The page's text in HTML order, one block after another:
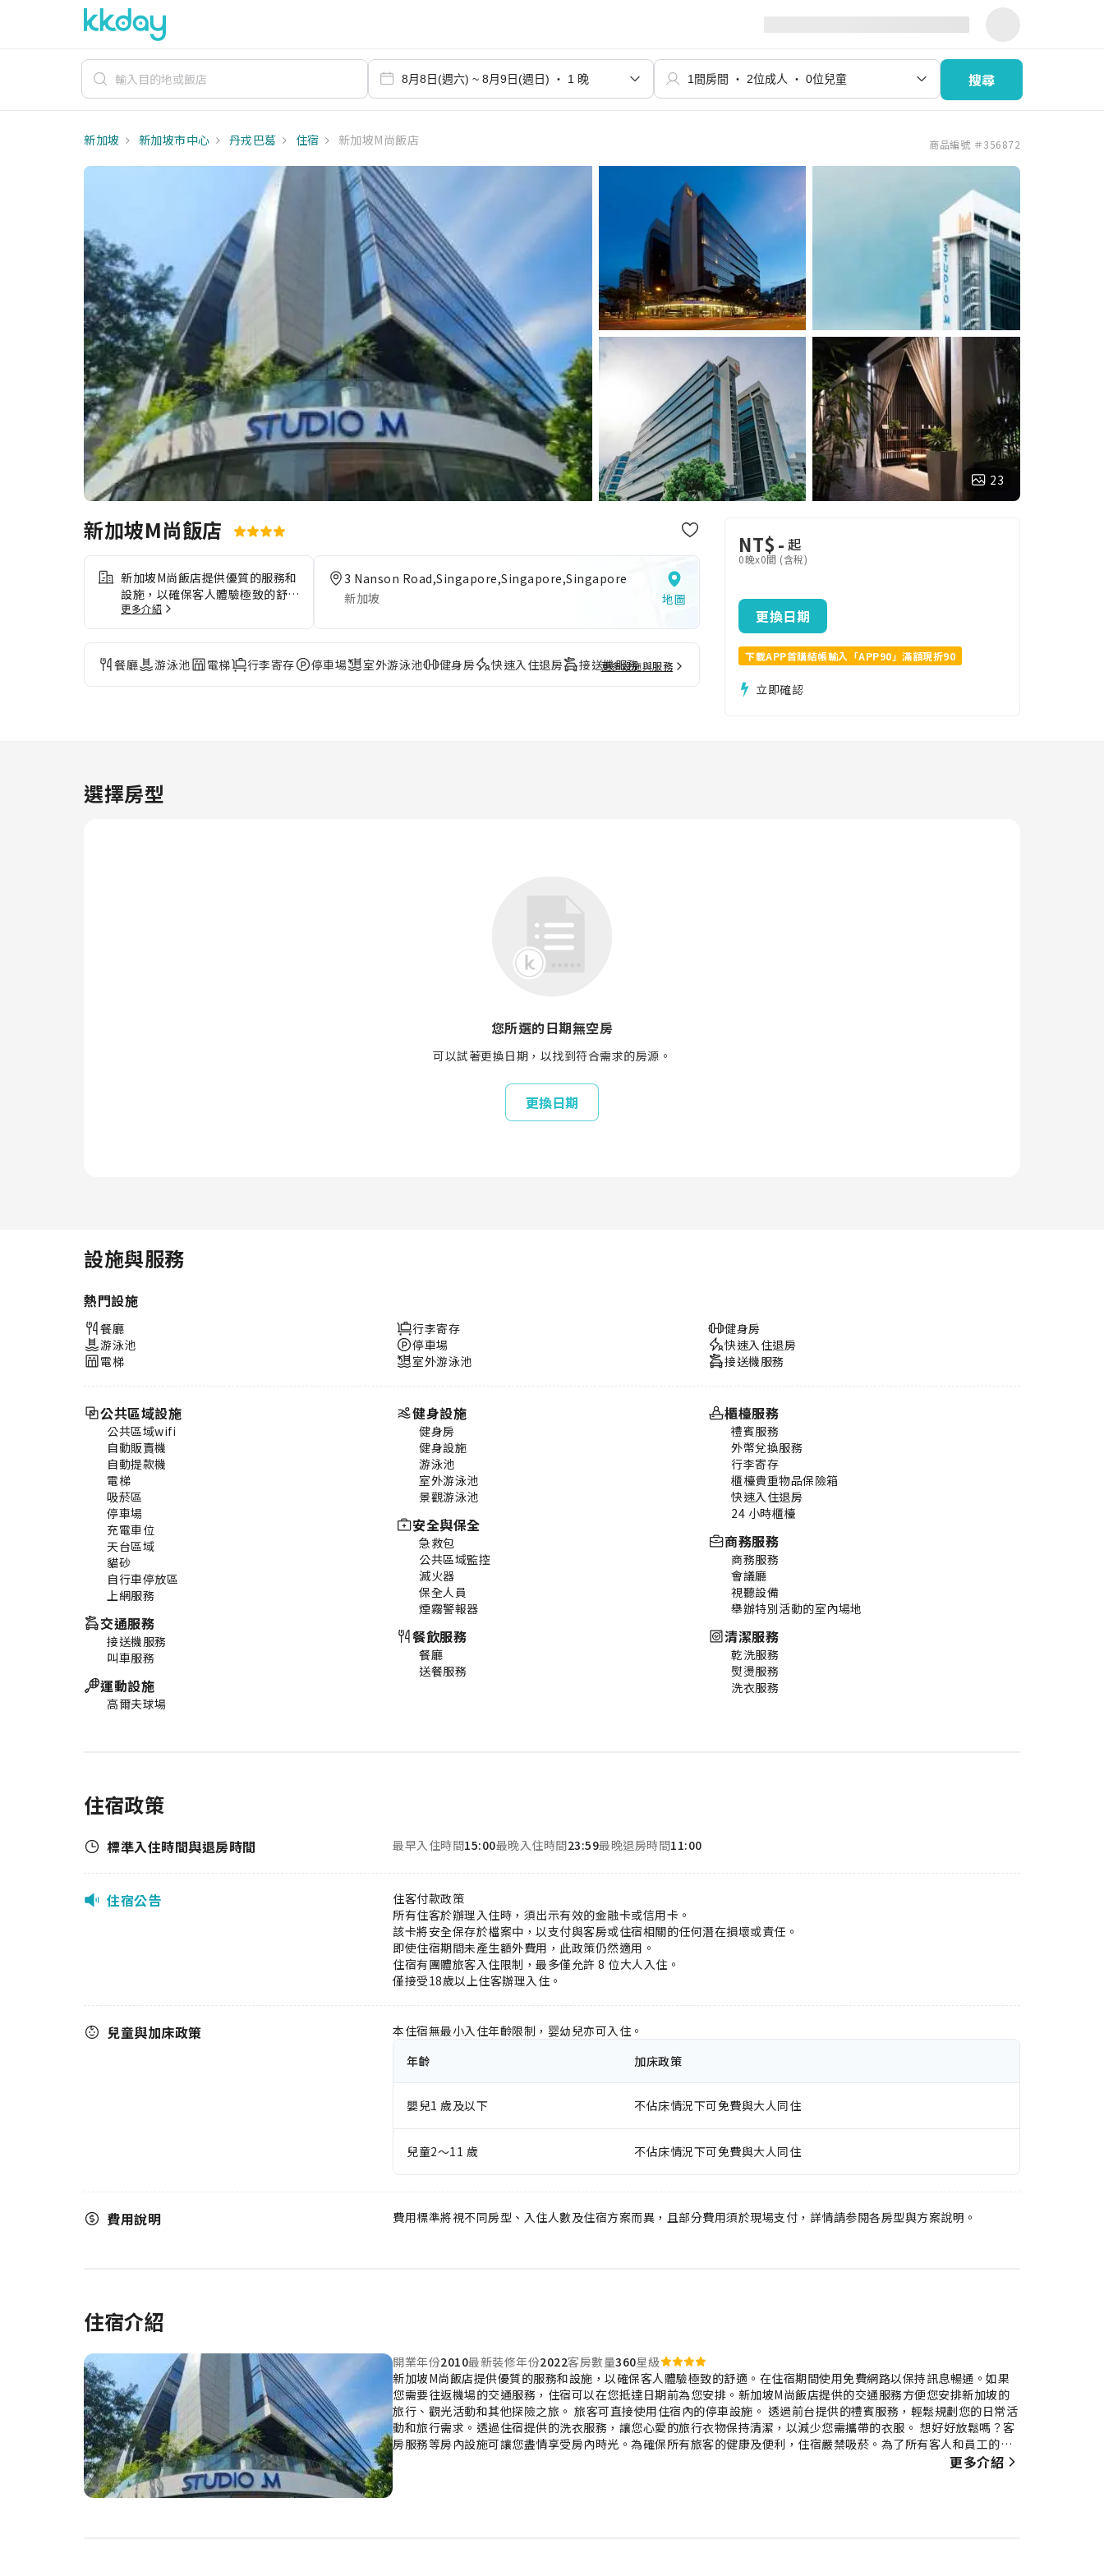
搜尋
新加坡 新加坡市中心 丹戎巴葛 住宿 新加坡M尚飯店 商品編號 ＃356872
23
新加坡M尚飯店
新加坡M尚飯店提供優質的服務和
設施，以確保客人體驗極致的舒
適。在住宿期間使用免費網路以保
持訊息暢通。如果您需要往返機場
的交通服務，住宿可以在您抵達日
期前為您安排。新加坡M尚飯店提
供的交通服務方便您安排新加坡的
少您需攜帶的衣服。 想好好放鬆
嗎？客房服務等房內設施可讓您盡
享受悠閒時光。 對於那些不想中
斷日常運動習慣的人來說，住宿的
更多介紹
3 Nanson Road,Singapore,Singapore,Singapore
新加坡
地圖
餐廳 游泳池 電梯 行李寄存 停車場 室外游泳池 健身房 快速入住退房 接送機服務
更多設施與服務
NT$- 起
0晚x0間 (含稅)
更換日期
下載APP首購結帳輸入「APP90」滿額現折90
立即確認
選擇房型
您所選的日期無空房
可以試著更換日期，以找到符合需求的房源。
更換日期
設施與服務
熱門設施
餐廳
游泳池
電梯
行李寄存
停車場
室外游泳池
健身房
快速入住退房
接送機服務
公共區域設施
公共區域wifi
自動販賣機
自動提款機
電梯
吸菸區
停車場
充電車位
天台區域
貓砂
自行車停放區
上網服務
交通服務
接送機服務
叫車服務
運動設施
高爾夫球場
健身設施
健身房
健身設施
游泳池
室外游泳池
景觀游泳池
安全與保全
急救包
公共區域監控
滅火器
保全人員
煙霧警報器
餐飲服務
餐廳
送餐服務
櫃檯服務
禮賓服務
外幣兌換服務
行李寄存
櫃檯貴重物品保險箱
快速入住退房
24 小時櫃檯
商務服務
商務服務
會議廳
視聽設備
舉辦特別活動的室內場地
清潔服務
乾洗服務
熨燙服務
洗衣服務
住宿政策
標準入住時間與退房時間 最早入住時間15:00最晚入住時間23:59最晚退房時間11:00
住宿公告
住客付款政策
所有住客於辦理入住時，須出示有效的金融卡或信用卡。
該卡將安全保存於檔案中，以支付與客房或住宿相關的任何潛在損壞或責任。
即使住宿期間未產生額外費用，此政策仍然適用。
住宿有團體旅客入住限制，最多僅允許 8 位大人入住。
僅接受18歲以上住客辦理入住。
兒童與加床政策
本住宿無最小入住年齡限制，婴幼兒亦可入住。
年齡
加床政策
嬰兒1 歲及以下 不佔床情況下可免費與大人同住
兒童2～11 歲 不佔床情況下可免費與大人同住
費用說明 費用標準將視不同房型、入住人數及住宿方案而異，且部分費用須於現場支付，詳情請参閱各房型與方案說明。
住宿介紹
開業年份2010最新裝修年份2022客房數量360星級
新加坡M尚飯店提供優質的服務和設施，以確保客人體驗極致的舒適。在住宿期間使用免費網路以保持訊息暢通。如果
您需要往返機場的交通服務，住宿可以在您抵達日期前為您安排。新加坡M尚飯店提供的交通服務方便您安排新加坡的
旅行、觀光活動和其他探險之旅。 旅客可直接使用住宿內的停車設施。 透過前台提供的禮賓服務，輕鬆規劃您的日常活
動和旅行需求。透過住宿提供的洗衣服務，讓您心愛的旅行衣物保持清潔，以減少您需攜帶的衣服。 想好好放鬆嗎？客
房服務等房內設施可讓您盡情享受房內時光。為確保所有旅客的健康及便利，住宿嚴禁吸菸。為了所有客人和員工的健
康和福祉，僅限於指定區域內抽菸。 每間客房均以舒適為宗旨，旨在提供各種功能，以確保您享受寧靜的睡眠，同時維
更多介紹